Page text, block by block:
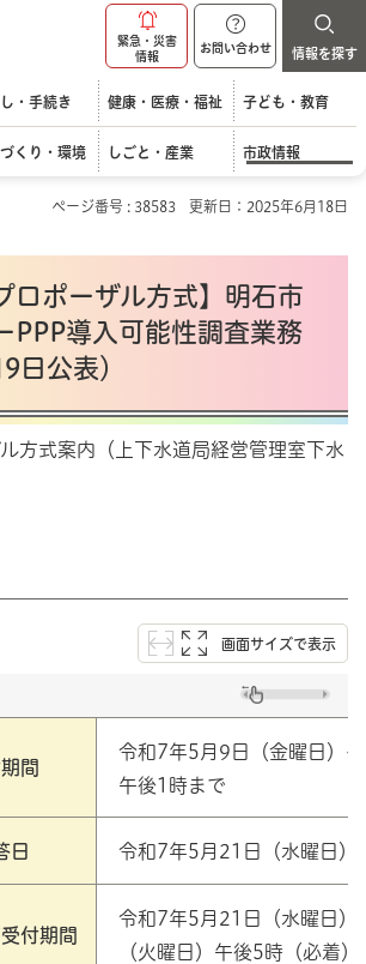
緊急・災害
情報
お問い合わせ 情報を探す
・手続き 健康・医療・福祉 子ども・教育
くり・環境 しごと・産業 市政情報
ページ番号 : 38583 更新日：2025年6月18日
ロポーザル方式】明石市
PPP導入可能性調査業務
日公表）
方式案内（上下水道局経営管理室下水
画面サイズで表示
間
令和7年5月9日（金曜日）
午後1時まで
日 令和7年5月21日（水曜日）
付期間
令和7年5月21日（水曜日
（火曜日）午後5時（必着）